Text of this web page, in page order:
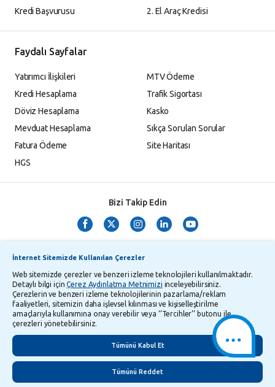
Kredi Başvurusu
2. El Araç Kredisi
Faydalı Sayfalar
Yatırımcı İlişkileri
Kredi Hesaplama
Döviz Hesaplama
Mevduat Hesaplama
Fatura Ödeme
HGS
MTV Ödeme
Trafik Sigortası
Kasko
Sıkça Sorulan Sorular
Site Haritası
Bizi Takip Edin
TMSF ve YTM Zaman Aşımı Listesi Bilgi Toplumu Hizmetleri
Kişisel Verilerin Korunması Gizlilik Politikası Çerez Aydınlatma Metni
İletişim English
İnternet Sitemizde Kullanılan Çerezler
Web sitemizde çerezler ve benzeri izleme teknolojileri kullanılmaktadır.
Detaylı bilgi içinÇerez Aydınlatma Metnimizi inceleyebilirsiniz.
Çerezlerin ve benzeri izleme teknolojilerinin pazarlama/reklam
faaliyetleri, sitemizin daha işlevsel kılınması ve kişiselleştirilme
amaçlarıyla kullanımına onay verebilir veya ‘’Tercihler’’ butonu ile
çerezleri yönetebilirsiniz.
Tümünü Reddet
Tümünü Kabul Et